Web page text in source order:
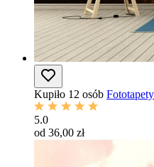
Kupiło 12 osób
5.0
od 36,00 zł